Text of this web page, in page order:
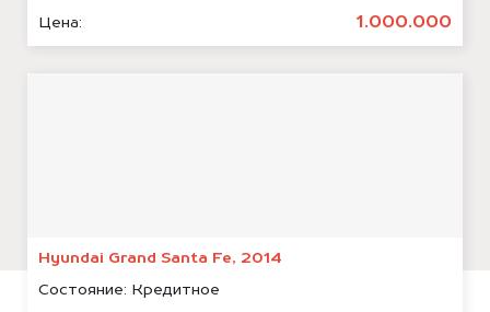
Цена: 1.000.000
Hyundai Grand Santa Fe, 2014
Состояние: Кредитное